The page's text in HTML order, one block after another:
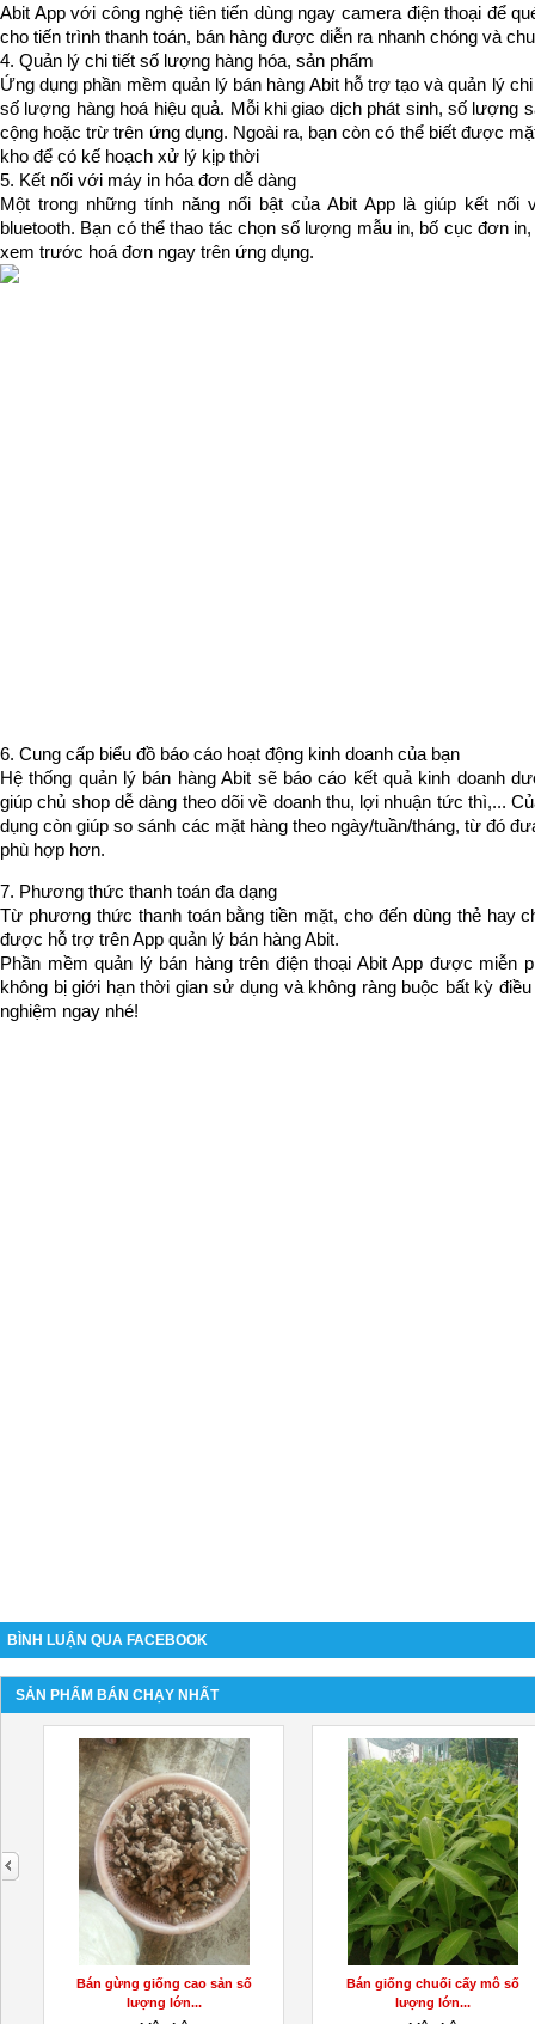
Abit App với công nghệ tiên tiến dùng ngay camera điện thoại để
cho tiến trình thanh toán, bán hàng được diễn ra nhanh chóng và
4. Quản lý chi tiết số lượng hàng hóa, sản phẩm
Ứng dụng phần mềm quản lý bán hàng Abit hỗ trợ tạo và quản lý
số lượng hàng hoá hiệu quả. Mỗi khi giao dịch phát sinh, số lượng
cộng hoặc trừ trên ứng dụng. Ngoài ra, bạn còn có thể biết được
kho để có kế hoạch xử lý kịp thời
5. Kết nối với máy in hóa đơn dễ dàng
Một trong những tính năng nổi bật của Abit App là giúp kết nối
bluetooth. Bạn có thể thao tác chọn số lượng mẫu in, bố cục đơn
xem trước hoá đơn ngay trên ứng dụng.
6. Cung cấp biểu đồ báo cáo hoạt động kinh doanh của bạn
Hệ thống quản lý bán hàng Abit sẽ báo cáo kết quả kinh doanh
giúp chủ shop dễ dàng theo dõi về doanh thu, lợi nhuận tức thì,...
dụng còn giúp so sánh các mặt hàng theo ngày/tuần/tháng, từ đó
phù hợp hơn.
7. Phương thức thanh toán đa dạng
Từ phương thức thanh toán bằng tiền mặt, cho đến dùng thẻ hay
được hỗ trợ trên App quản lý bán hàng Abit.
Phần mềm quản lý bán hàng trên điện thoại Abit App được miễn
không bị giới hạn thời gian sử dụng và không ràng buộc bất kỳ
nghiệm ngay nhé!
BÌNH LUẬN QUA FACEBOOK
SẢN PHẨM BÁN CHẠY NHẤT
Bán gừng giống cao sản số
lượng lớn...
Bán giống chuối cấy mô số
lượng lớn...
next